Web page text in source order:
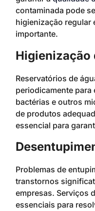
contaminada pode
higienização regular
importante.
Higienização
Reservatórios de
periodicamente
bactérias e outros
de produtos
essencial para
Problemas de
transtornos
empresas. Serviços
essenciais para